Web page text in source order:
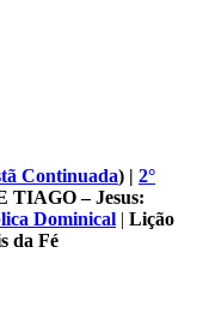
Continuada) | 2°
TIAGO – Jesus:
Dominical | Lição
da Fé